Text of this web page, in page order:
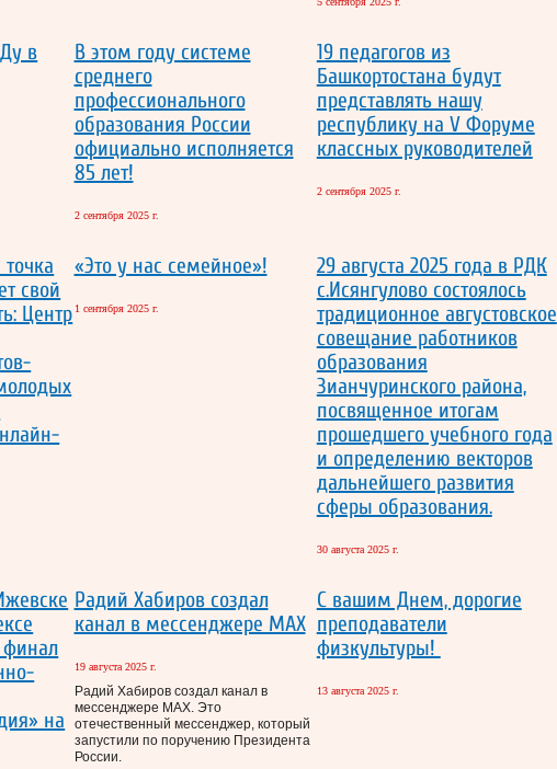
в
В этом году системе
среднего
профессионального
образования России
официально исполняется
85 лет!
2 сентября 2025 г.
19 педагогов из
Башкортостана будут
представлять нашу
республику на V Форуме
классных руководителей
2 сентября 2025 г.
свой
Центр
«Это у нас семейное»!
1 сентября 2025 г.
29 августа 2025 года в РДК
с.Исянгулово состоялось
традиционное августовское
совещание работников
образования
Зианчуринского района,
посвященное итогам
прошедшего учебного года
и определению векторов
дальнейшего развития
сферы образования.
30 августа 2025 г.
финал
на
Радий Хабиров создал
канал в мессенджере MAX
19 августа 2025 г.
Радий Хабиров создал канал в
мессенджере MAX. Это
отечественный мессенджер, который
запустили по поручению Президента
России.
С вашим Днем, дорогие
преподаватели
физкультуры!
13 августа 2025 г.